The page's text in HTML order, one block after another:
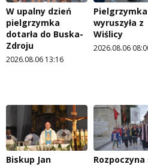
W upalny dzień
pielgrzymka
dotarła do Buska-
Zdroju
2026.08.06 13:16
Pielgrzymka
wyruszyła z
Wiślicy
2026.08.06
Biskup Jan
Rozpoczyna